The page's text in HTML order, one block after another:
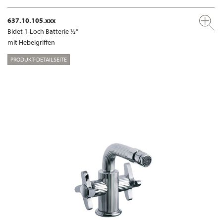
637.10.105.xxx
Bidet 1-Loch Batterie ½“
mit Hebelgriffen
PRODUKT-DETAILSEITE